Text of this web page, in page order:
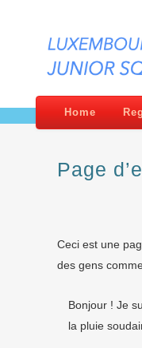
Home
Page
Ceci est une
des gens
Bonjour ! Je
la pluie